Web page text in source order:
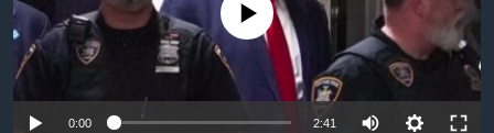
Լեզուներ
No media source currently available
0:00 2:41